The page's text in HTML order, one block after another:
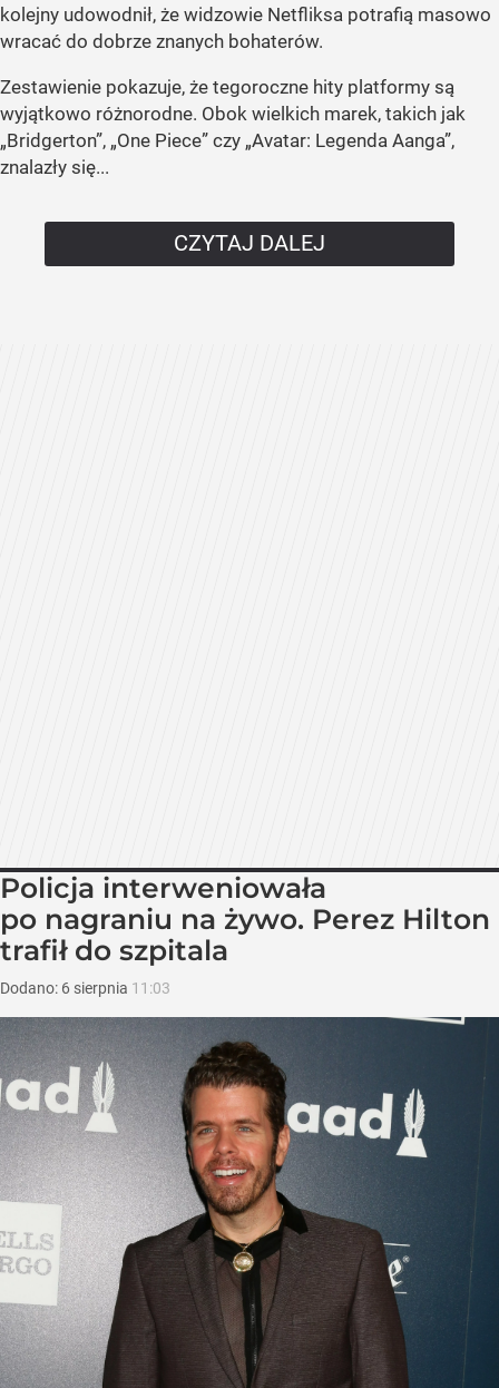
kolejny udowodnił, że widzowie Netfliksa potrafią masowo
wracać do dobrze znanych bohaterów.
Zestawienie pokazuje, że tegoroczne hity platformy są
wyjątkowo różnorodne. Obok wielkich marek, takich jak
„Bridgerton”, „One Piece” czy „Avatar: Legenda Aanga”,
znalazły się...
CZYTAJ DALEJ
Policja interweniowała
po nagraniu na żywo. Perez Hilton
trafił do szpitala
Dodano: 6 sierpnia 11:03